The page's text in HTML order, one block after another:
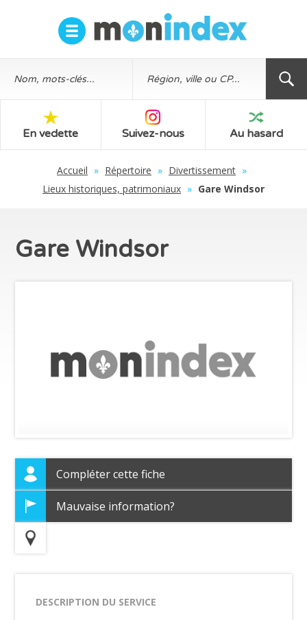
En vedette Suivez-nous Au hasard
Accueil » Répertoire » Divertissement »
Lieux historiques, patrimoniaux » Gare Windsor
Gare Windsor
Compléter cette fiche
Mauvaise information?
DESCRIPTION DU SERVICE